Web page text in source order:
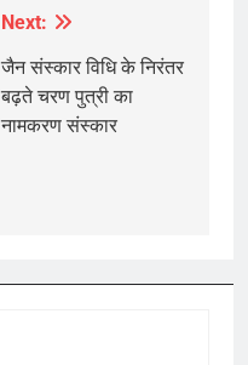
Next:
जैन संस्कार विधि के निरंतर
बढ़ते चरण पुत्री का
नामकरण संस्कार